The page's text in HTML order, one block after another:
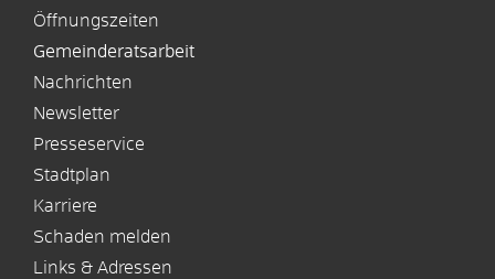
Öffnungszeiten
Gemeinderatsarbeit
Nachrichten
Newsletter
Presseservice
Stadtplan
Karriere
Schaden melden
Links & Adressen